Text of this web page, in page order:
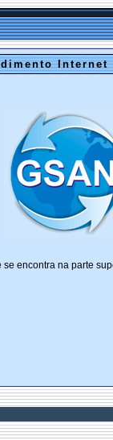
Internet
se encontra na parte